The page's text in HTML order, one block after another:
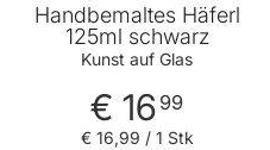
Handbemaltes Häferl
125ml schwarz
Kunst auf Glas
€ 16 99
€ 16,99 / 1 Stk